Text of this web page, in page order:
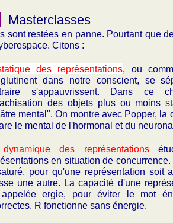
Masterclasses
sont restées en panne. Pourtant que
Citons :
des représentations, ou
dans notre conscient, se
s'appauvrissent. Dans ce
des objets plus ou moins
mental". On montre avec Popper, la
le mental de l'hormonal et du
des représentations
en situation de
pour qu'une représentation soit
une autre. La capacité d'une
ergie, pour éviter le mot
R fonctionne sans énergie.